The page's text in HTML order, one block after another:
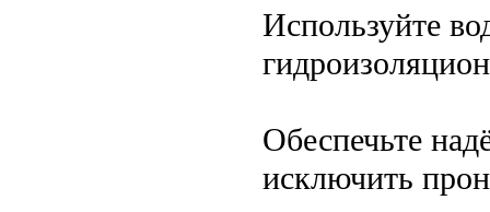
Используйте
Обеспечьте
исключить